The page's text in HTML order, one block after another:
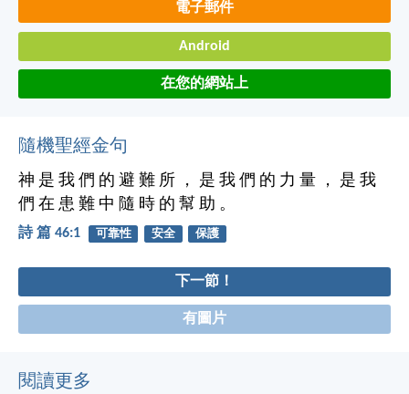
電子郵件
Android
在您的網站上
隨機聖經金句
神 是 我 們 的 避 難 所 ， 是 我 們 的 力 量 ， 是 我
們 在 患 難 中 隨 時 的 幫 助 。
詩 篇 46:1 可靠性 安全 保護
下一節！
有圖片
閱讀更多